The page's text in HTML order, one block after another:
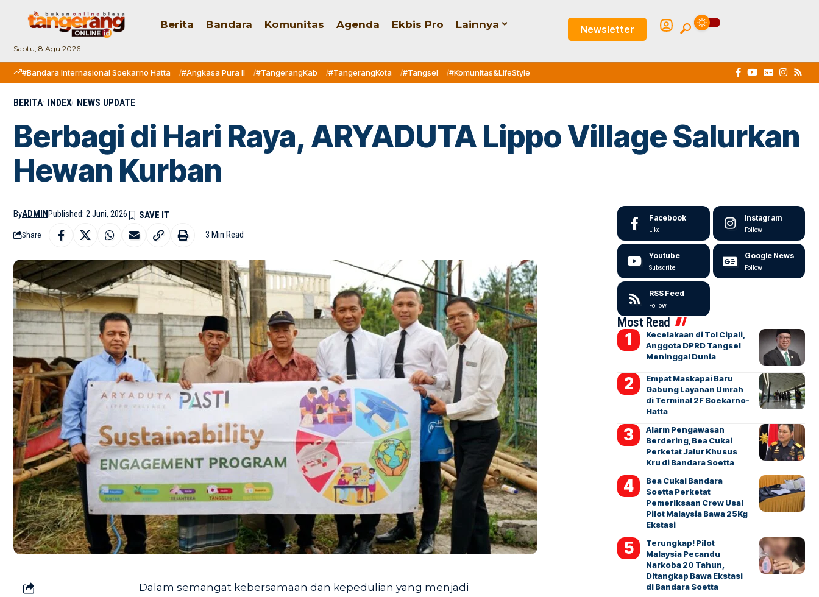
Sabtu, 8 Agu 2026
Berita Bandara Komunitas Agenda Ekbis Pro Lainnya Newsletter
#Bandara Internasional Soekarno Hatta #Angkasa Pura II #TangerangKab #TangerangKota #Tangsel #Komunitas&LifeStyle
BERITA INDEX NEWS UPDATE
Berbagi di Hari Raya, ARYADUTA Lippo Village Salurkan
Hewan Kurban
ByADMINPublished: 2 Juni, 2026
Share 3 Min Read
Dalam semangat kebersamaan dan kepedulian yang menjadi
Facebook
Like
Instagram
Follow
Youtube
Subscribe
Google News
Follow
RSS Feed
Follow
Most Read
Kecelakaan di Tol Cipali,
Anggota DPRD Tangsel
Meninggal Dunia
Empat Maskapai Baru
Gabung Layanan Umrah
di Terminal 2F Soekarno-
Hatta
Alarm Pengawasan
Berdering, Bea Cukai
Perketat Jalur Khusus
Kru di Bandara Soetta
Bea Cukai Bandara
Soetta Perketat
Pemeriksaan Crew Usai
Pilot Malaysia Bawa 25Kg
Ekstasi
Terungkap! Pilot
Malaysia Pecandu
Narkoba 20 Tahun,
Ditangkap Bawa Ekstasi
di Bandara Soetta